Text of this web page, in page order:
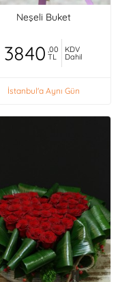
Neşeli Buket
3840 ,00
TL
KDV
Dahil
İstanbul'a Aynı Gün